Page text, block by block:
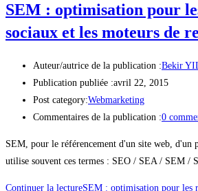
SEM : optimisation pour
sociaux et les moteurs de
Auteur/autrice de la publication :Bekir
Publication publiée :avril 22, 2015
Post category:Webmarketing
Commentaires de la publication :0
SEM, pour le référencement d'un site web,
utilise souvent ces termes : SEO / SEA / SEM /
Continuer la lectureSEM : optimisation pour les